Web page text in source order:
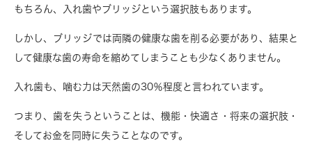
もちろん、入れ歯やブリッジという選択肢もあります。
しかし、ブリッジでは両隣の健康な歯を削る必要があり、結果と
して健康な歯の寿命を縮めてしまうことも少なくありません。
入れ歯も、噛む力は天然歯の30％程度と言われています。
つまり、歯を失うということは、機能・快適さ・将来の選択肢・
そしてお金を同時に失うこと なのです。